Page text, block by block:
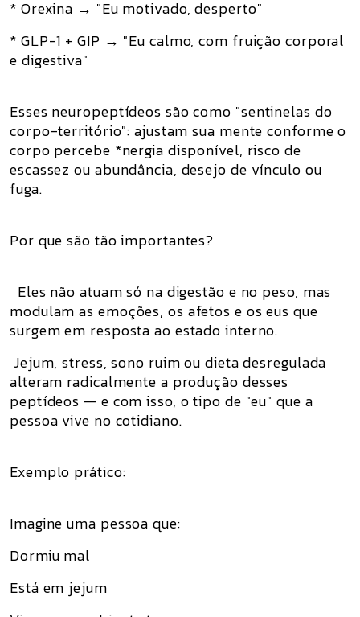
* Orexina → "Eu motivado, desperto"
* GLP-1 + GIP → "Eu calmo, com fruição corporal
e digestiva"
Esses neuropeptídeos são como "sentinelas do
corpo-território": ajustam sua mente conforme o
corpo percebe *nergia disponível, risco de
escassez ou abundância, desejo de vínculo ou
fuga.
Por que são tão importantes?
Eles não atuam só na digestão e no peso, mas
modulam as emoções, os afetos e os eus que
surgem em resposta ao estado interno.
Jejum, stress, sono ruim ou dieta desregulada
alteram radicalmente a produção desses
peptídeos — e com isso, o tipo de "eu" que a
pessoa vive no cotidiano.
Exemplo prático:
Imagine uma pessoa que:
Dormiu mal
Está em jejum